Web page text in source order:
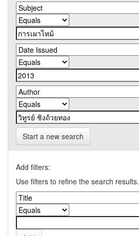
Start a new search
Add filters:
Use filters to refine the search results.